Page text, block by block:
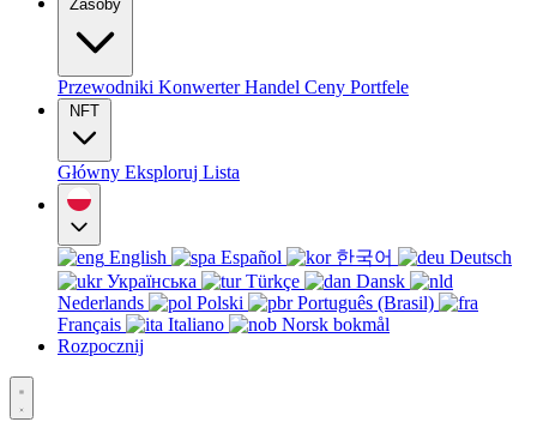
Zasoby
Przewodniki KonwerterHandel Ceny Portfele
NFT
Główny Eksploruj Lista
English Español 한국어
Deutsch
Українська
Türkçe
Dansk
Nederlands
Polski
Português (Brasil)
Français
Italiano
Norsk bokmål
Rozpocznij